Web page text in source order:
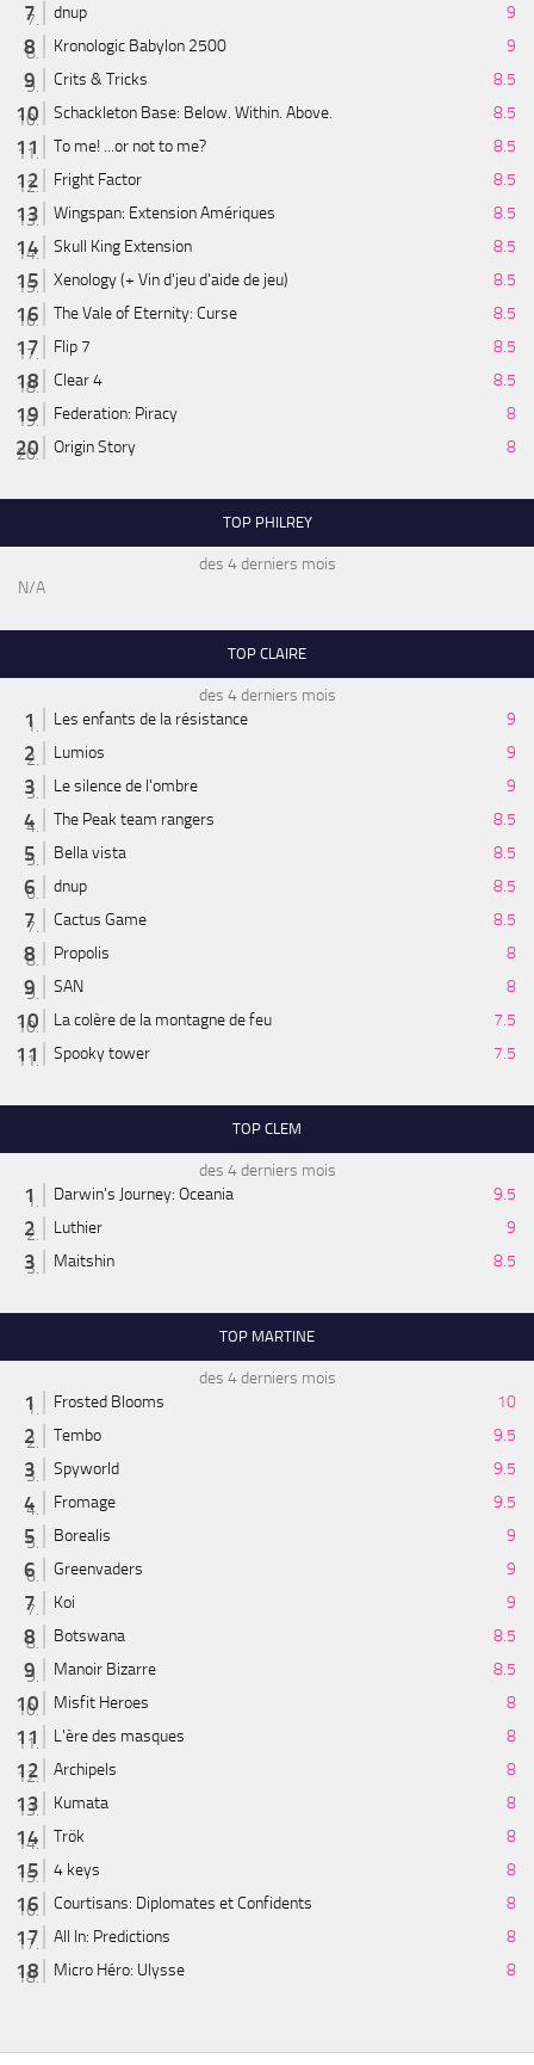
dnup
9
Kronologic Babylon 2500
9
Crits & Tricks
8.5
Schackleton Base: Below. Within. Above.
8.5
To me! ...or not to me?
8.5
Fright Factor
8.5
Wingspan: Extension Amériques
8.5
Skull King Extension
8.5
Xenology (+ Vin d'jeu d'aide de jeu)
8.5
The Vale of Eternity: Curse
8.5
Flip 7
8.5
Clear 4
8.5
Federation: Piracy
8
Origin Story
8
TOP PHILREY
des 4 derniers mois
N/A
TOP CLAIRE
des 4 derniers mois
Les enfants de la résistance
9
Lumios
9
Le silence de l'ombre
9
The Peak team rangers
8.5
Bella vista
8.5
dnup
8.5
Cactus Game
8.5
Propolis
8
SAN
8
La colère de la montagne de feu
7.5
Spooky tower
7.5
TOP CLEM
des 4 derniers mois
Darwin's Journey: Oceania
9.5
Luthier
9
Maitshin
8.5
TOP MARTINE
des 4 derniers mois
Frosted Blooms
10
Tembo
9.5
Spyworld
9.5
Fromage
9.5
Borealis
9
Greenvaders
9
Koi
9
Botswana
8.5
Manoir Bizarre
8.5
Misfit Heroes
8
L'ère des masques
8
Archipels
8
Kumata
8
Trök
8
4 keys
8
Courtisans: Diplomates et Confidents
8
All In: Predictions
8
Micro Héro: Ulysse
8